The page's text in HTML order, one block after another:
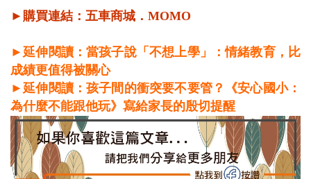
►購買連結： 五車商城 ． MOMO
►延伸閱讀：當孩子說「不想上學」：情緒教育，比
成績更值得被關心
►延伸閱讀：孩子間的衝突要不要管？《安心國小：
為什麼不能跟他玩》寫給家長的殷切提醒